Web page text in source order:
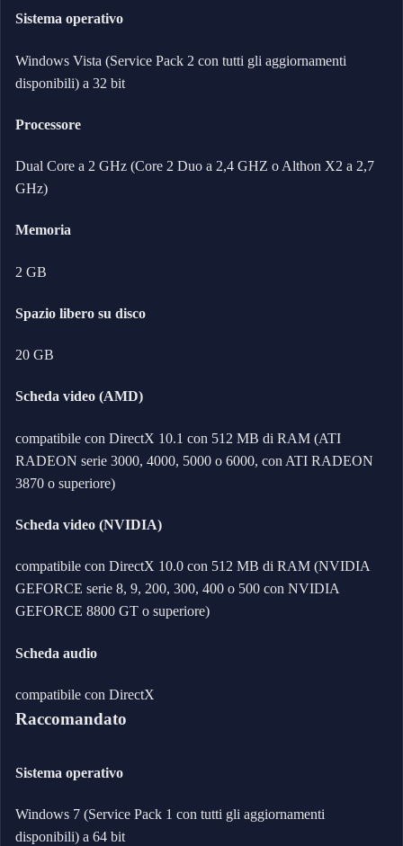
Sistema operativo
Windows Vista (Service Pack 2 con tutti gli aggiornamenti
disponibili) a 32 bit
Processore
Dual Core a 2 GHz (Core 2 Duo a 2,4 GHZ o Althon X2 a 2,7
GHz)
Memoria
2 GB
Spazio libero su disco
20 GB
Scheda video (AMD)
compatibile con DirectX 10.1 con 512 MB di RAM (ATI
RADEON serie 3000, 4000, 5000 o 6000, con ATI RADEON
3870 o superiore)
Scheda video (NVIDIA)
compatibile con DirectX 10.0 con 512 MB di RAM (NVIDIA
GEFORCE serie 8, 9, 200, 300, 400 o 500 con NVIDIA
GEFORCE 8800 GT o superiore)
Scheda audio
compatibile con DirectX
Raccomandato
Sistema operativo
Windows 7 (Service Pack 1 con tutti gli aggiornamenti
disponibili) a 64 bit